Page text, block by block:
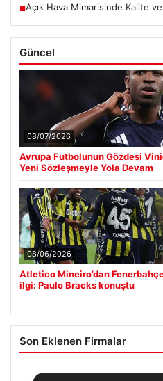
■Açık Hava Mimarisinde Kalite ve
Güncel
08/07/2026
Avrupa Futbolunun Gözdesi
Yeni Sözleşmeyle Yola Devam
08/06/2026
Atletico Mineiro’dan
ilgi: Paulo Bracks konuştu
Son Eklenen Firmalar